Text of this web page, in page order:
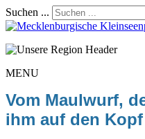
Suchen ...
MENU
Vom Maulwurf,
ihm auf den